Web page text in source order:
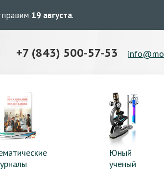
19 августа.
+7 (843) 500-57-53
Юный
ученый